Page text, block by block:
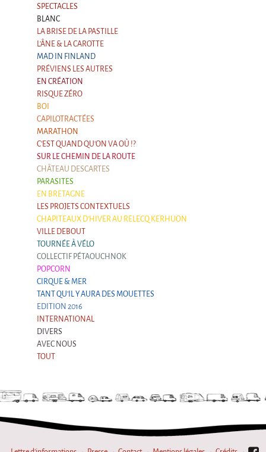
SPECTACLES
BLANC
LA BRISE DE LA PASTILLE
L'ÂNE & LA CAROTTE
MAD IN FINLAND
PRÉVIENS LES AUTRES
EN CRÉATION
RISQUE ZÉRO
BOI
CAPILOTRACTÉES
MARATHON
C'EST QUAND QU'ON VA OÙ !?
SUR LE CHEMIN DE LA ROUTE
CHÂTEAU DESCARTES
PARASITES
EN BRETAGNE
LES PROJETS CONTEXTUELS
CHAPITEAUX D'HIVER AU RELECQ KERHUON
VILLE DEBOUT
TOURNÉE À VÉLO
COLLECTIF PÉTAOUCHNOK
POPCORN
CIRQUE & MER
TANT QU'IL Y AURA DES MOUETTES
EDITION 2016
INTERNATIONAL
DIVERS
AVEC NOUS
TOUT